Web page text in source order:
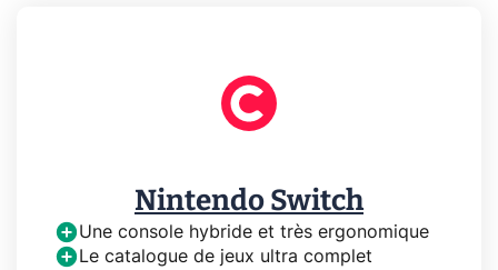
Nintendo Switch
Une console hybride et très ergonomique
Le catalogue de jeux ultra complet